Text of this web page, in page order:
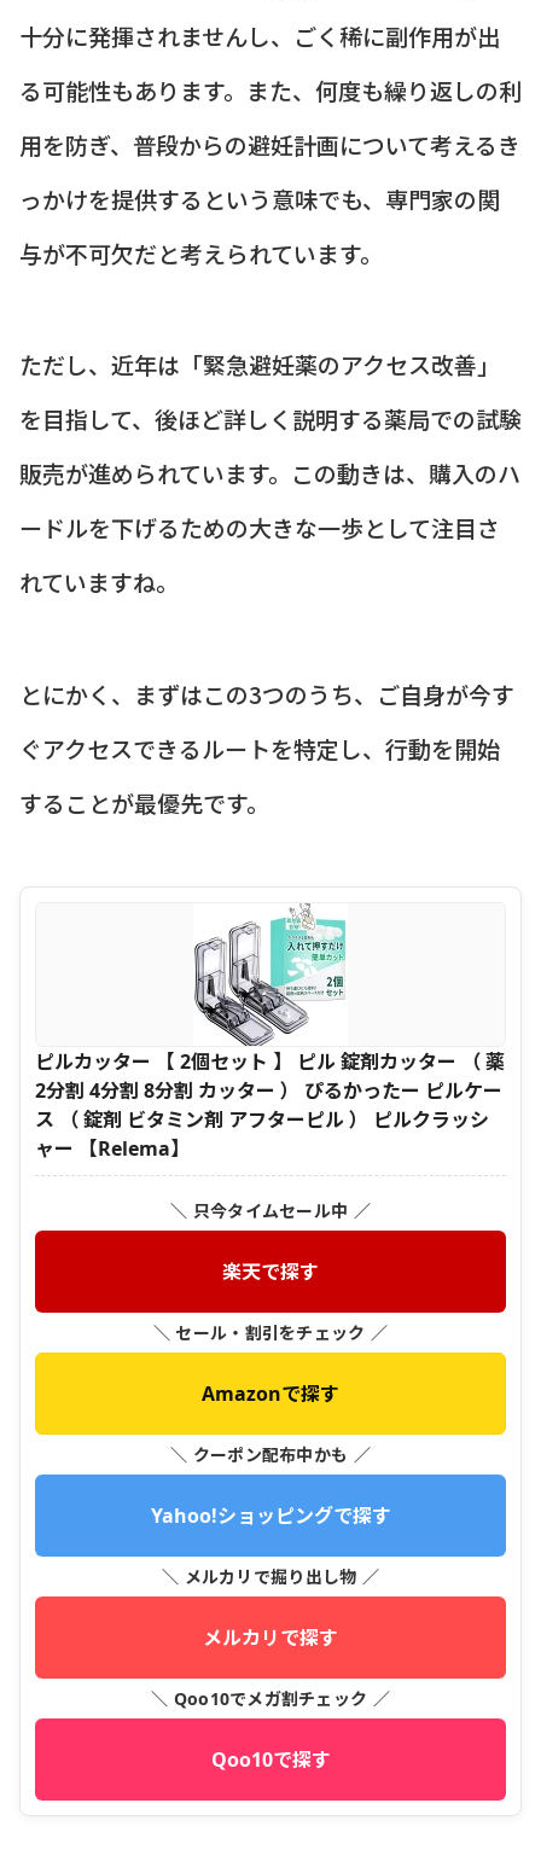
十分に発揮されませんし、ごく稀に副作用が出
る可能性もあります。また、何度も繰り返しの利
用を防ぎ、普段からの避妊計画について考えるき
っかけを提供するという意味でも、専門家の関
与が不可欠だと考えられています。
ただし、近年は「緊急避妊薬のアクセス改善」
を目指して、後ほど詳しく説明する薬局での試験
販売が進められています。この動きは、購入のハ
ードルを下げるための大きな一歩として注目さ
れていますね。
とにかく、まずはこの3つのうち、ご自身が今す
ぐアクセスできるルートを特定し、行動を開始
することが最優先です。
ピルカッター 【 2個セット 】 ピル 錠剤カッター （ 薬
2分割 4分割 8分割 カッター ） ぴるかったー ピルケー
ス （ 錠剤 ビタミン剤 アフターピル ） ピルクラッシ
ャー 【Relema】
＼ 只今タイムセール中 ／
楽天で探す
＼ セール・割引をチェック ／
Amazonで探す
＼ クーポン配布中かも ／
Yahoo!ショッピングで探す
＼ メルカリで掘り出し物 ／
メルカリで探す
＼ Qoo10でメガ割チェック ／
Qoo10で探す